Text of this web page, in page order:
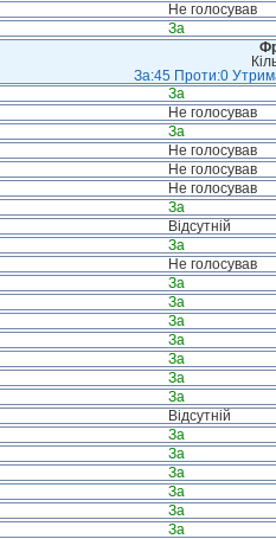
Не голосував
За
За:45 Проти:0
За
Не голосував
За
Не голосував
Не голосував
Не голосував
За
Відсутній
За
Не голосував
За
За
За
За
За
За
За
Відсутній
За
За
За
За
За
За